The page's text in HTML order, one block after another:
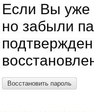
Если Вы уже
но забыли
Восстановить пароль